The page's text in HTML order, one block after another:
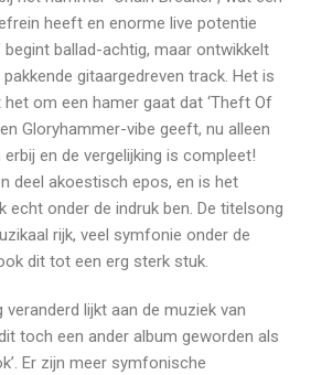
heeft en enorme live potentie
begint ballad-achtig, maar ontwikkelt
gitaargedreven track. Het is
om een hamer gaat dat ‘Theft Of
Gloryhammer-vibe geeft, nu alleen
en de vergelijking is compleet!
deel akoestisch epos, en is het
echt onder de indruk ben. De titelsong
rijk, veel symfonie onder de
dit tot een erg sterk stuk.
veranderd lijkt aan de muziek van
toch een ander album geworden als
Er zijn meer symfonische